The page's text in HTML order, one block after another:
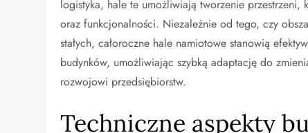
logistyka, hale te umożliwiają tworzenie przestrzeni,
oraz funkcjonalności. Niezależnie od tego, czy
stałych, całoroczne hale namiotowe stanowią
budynków, umożliwiając szybką adaptację do
rozwojowi przedsiębiorstw.
Techniczne aspekty